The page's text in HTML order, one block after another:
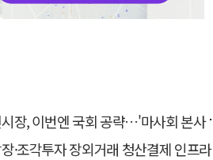
엔 국회 공략…'마사회 본사 이전·광역교통망 확충' 요청
투자 장외거래 청산결제 인프라 구축 착수…연내 가동